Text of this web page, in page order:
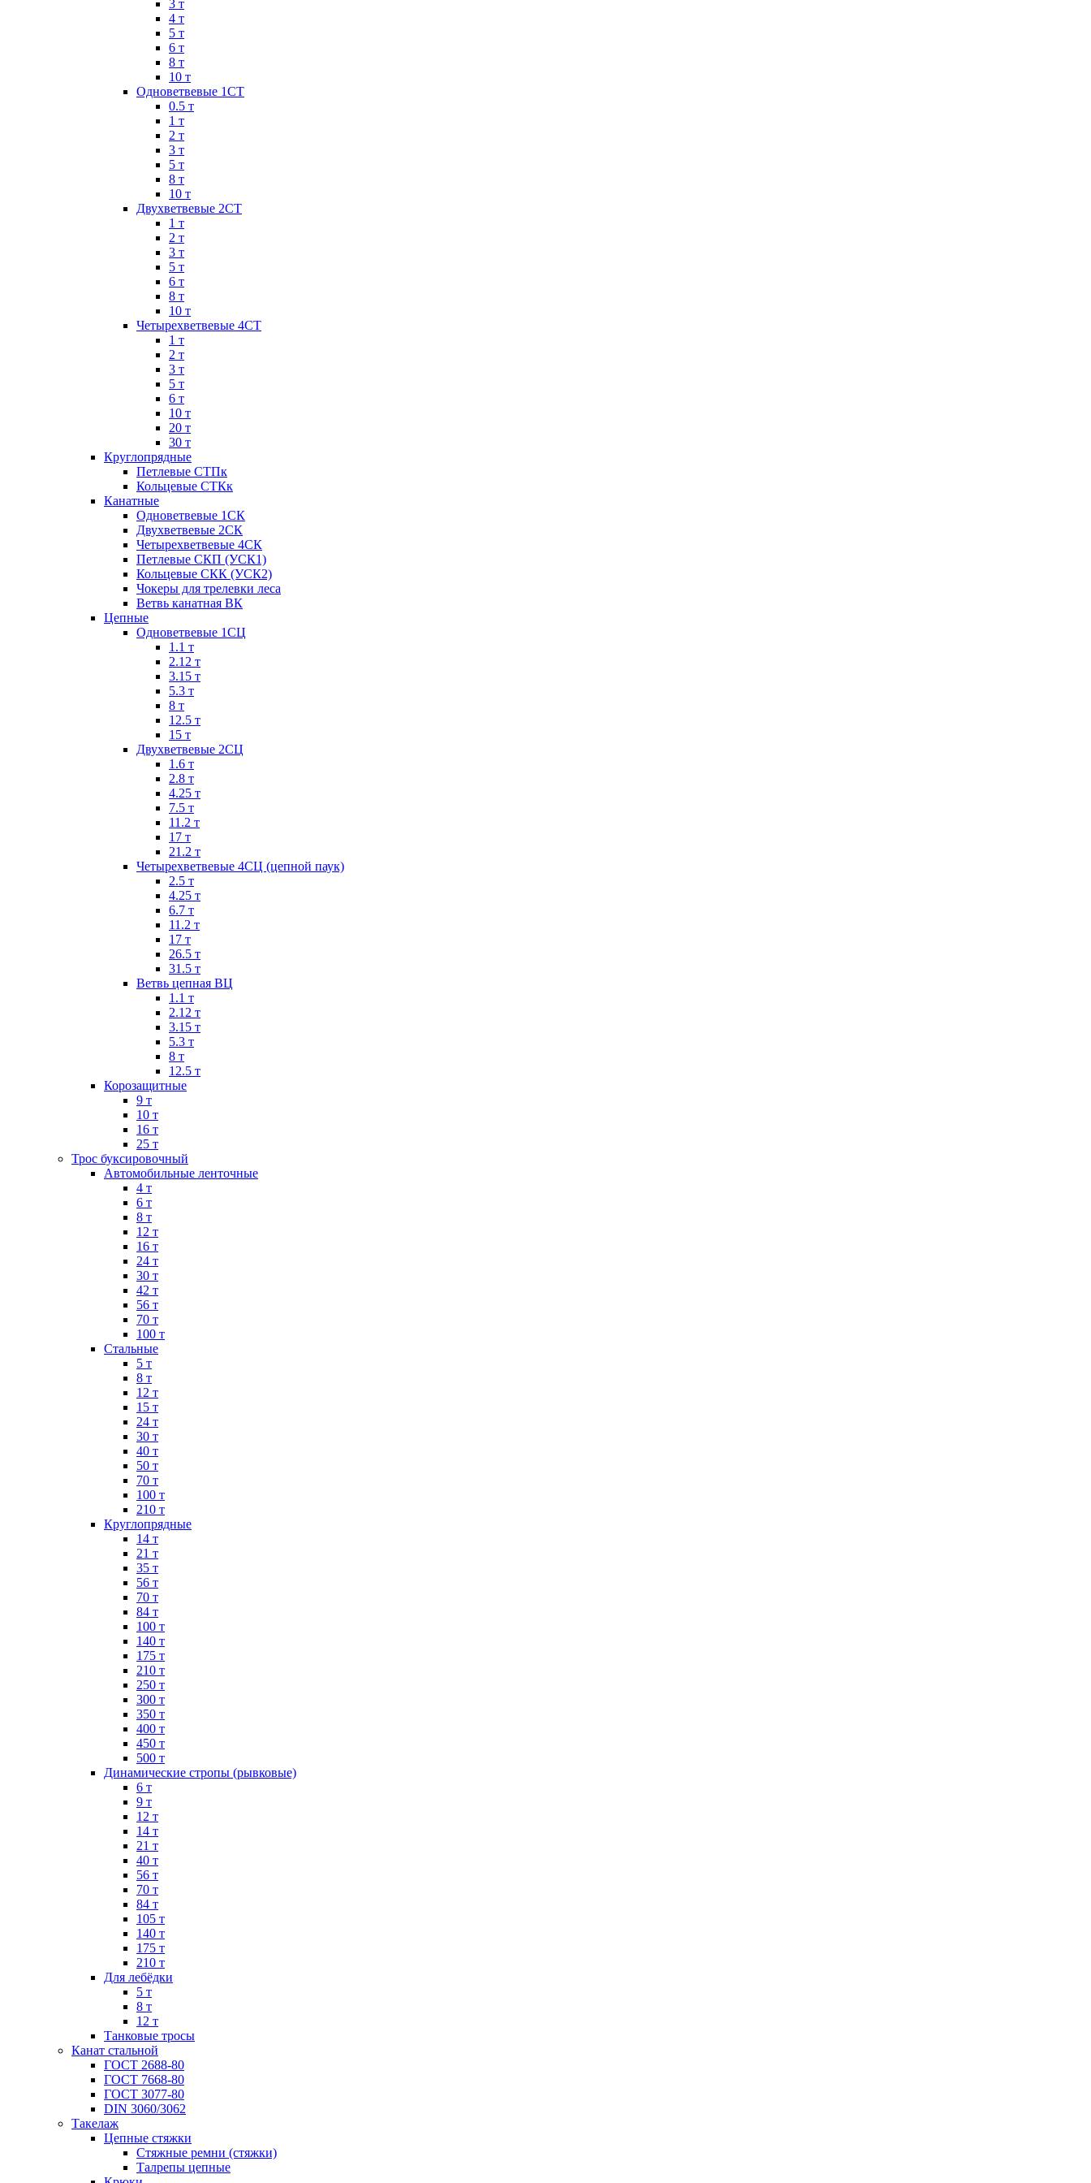
3 т
4 т
5 т
6 т
8 т
10 т
Одноветвевые 1СТ
0.5 т
1 т
2 т
3 т
5 т
8 т
10 т
Двухветвевые 2СТ
1 т
2 т
3 т
5 т
6 т
8 т
10 т
Четырехветвевые 4СТ
1 т
2 т
3 т
5 т
6 т
10 т
20 т
30 т
Круглопрядные
Петлевые СТПк
Кольцевые СТКк
Канатные
Одноветвевые 1СК
Двухветвевые 2СК
Четырехветвевые 4СК
Петлевые СКП (УСК1)
Кольцевые СКК (УСК2)
Чокеры для трелевки леса
Ветвь канатная ВК
Цепные
Одноветвевые 1СЦ
1.1 т
2.12 т
3.15 т
5.3 т
8 т
12.5 т
15 т
Двухветвевые 2СЦ
1.6 т
2.8 т
4.25 т
7.5 т
11.2 т
17 т
21.2 т
Четырехветвевые 4СЦ (цепной паук)
2.5 т
4.25 т
6.7 т
11.2 т
17 т
26.5 т
31.5 т
Ветвь цепная ВЦ
1.1 т
2.12 т
3.15 т
5.3 т
8 т
12.5 т
Корозащитные
9 т
10 т
16 т
25 т
Трос буксировочный
Автомобильные ленточные
4 т
6 т
8 т
12 т
16 т
24 т
30 т
42 т
56 т
70 т
100 т
Стальные
5 т
8 т
12 т
15 т
24 т
30 т
40 т
50 т
70 т
100 т
210 т
Круглопрядные
14 т
21 т
35 т
56 т
70 т
84 т
100 т
140 т
175 т
210 т
250 т
300 т
350 т
400 т
450 т
500 т
Динамические стропы (рывковые)
6 т
9 т
12 т
14 т
21 т
40 т
56 т
70 т
84 т
105 т
140 т
175 т
210 т
Для лебёдки
5 т
8 т
12 т
Танковые тросы
Канат стальной
ГОСТ 2688-80
ГОСТ 7668-80
ГОСТ 3077-80
DIN 3060/3062
Такелаж
Цепные стяжки
Стяжные ремни (стяжки)
Талрепы цепные